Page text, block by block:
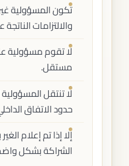
تكون المسؤولية
والالتزامات
لا تقوم مسؤولية
مستقل.
لا تنتقل
حدود الاتفاق
إلا إذا تم إعلام
الشراكة بشكل